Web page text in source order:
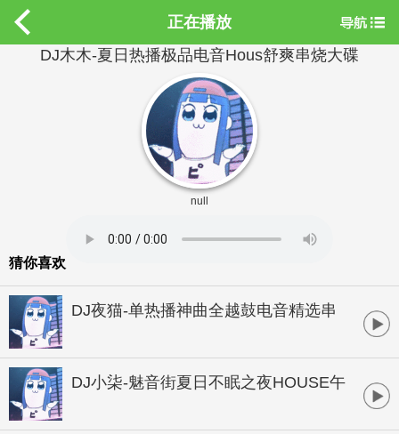
正在播放
DJ木木-夏日热播极品电音Hous舒爽串烧大碟
null
猜你喜欢
DJ夜猫-单热播神曲全越鼓电音精选串
DJ小柒-魅音街夏日不眠之夜HOUSE午